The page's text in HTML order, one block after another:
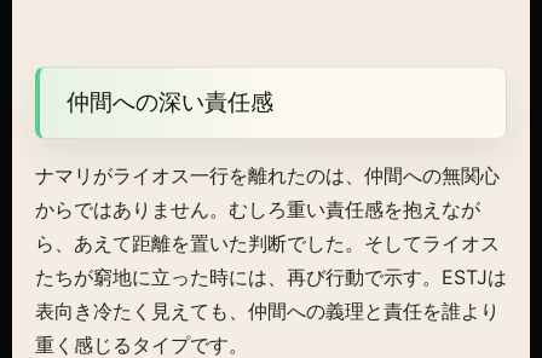
仲間への深い責任感
ナマリがライオス一行を離れたのは、仲間への無関心
からではありません。むしろ重い責任感を抱えなが
ら、あえて距離を置いた判断でした。そしてライオス
たちが窮地に立った時には、再び行動で示す。ESTJは
表向き冷たく見えても、仲間への義理と責任を誰より
重く感じるタイプです。